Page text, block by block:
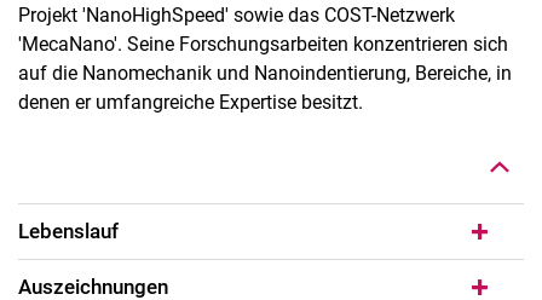
Projekt 'NanoHighSpeed' sowie das COST-Netzwerk
'MecaNano'. Seine Forschungsarbeiten konzentrieren sich
auf die Nanomechanik und Nanoindentierung, Bereiche, in
denen er umfangreiche Expertise besitzt.
Nach oben
Lebenslauf
Auszeichnungen